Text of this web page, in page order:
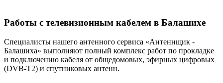
Работы с телевизионным кабелем в Балашихе
Специалисты нашего антенного сервиса «Антеннщик -
Балашиха» выполняют полный комплекс работ по прокладке
и подключению кабеля от общедомовых, эфирных цифровых
(DVB-T2) и спутниковых антенн.